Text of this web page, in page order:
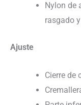
Nylon de
rasgado
Ajuste
Cierre de